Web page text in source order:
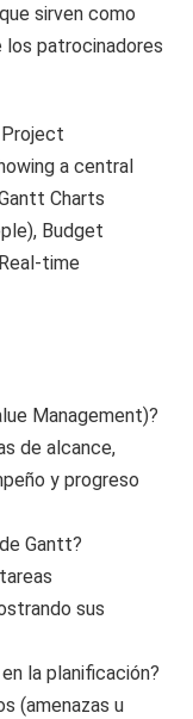
sirven como
los patrocinadores
Management)?
de alcance,
y progreso
Gantt?
sus
la planificación?
(amenazas u